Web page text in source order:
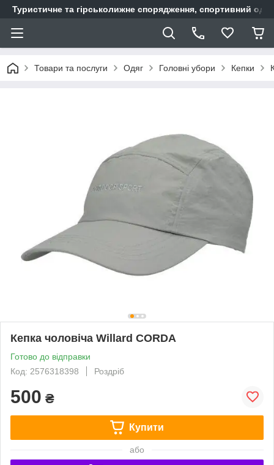
Туристичне та гірськолижне спорядження, спортивний
Товари та послуги Одяг Головні убори Кепки
Кепка чоловіча Willard CORDA
Готово до відправки
Код: 2576318398
Роздріб
500 ₴
Купити
або